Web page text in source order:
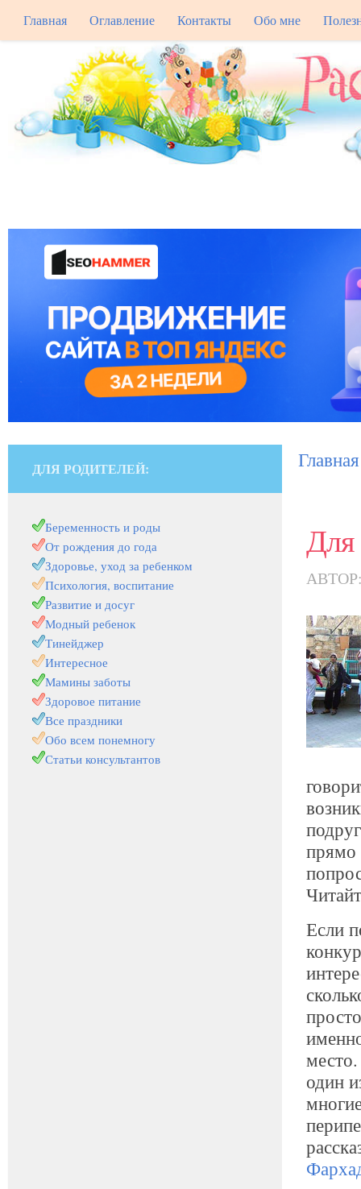
Главная Оглавление Контакты Обо мне
Главная
прямо
Если
один
ДЛЯ РОДИТЕЛЕЙ:
Беременность и роды
От рождения до года
Здоровье, уход за ребенком
Психология, воспитание
Развитие и досуг
Модный ребенок
Тинейджер
Интересное
Мамины заботы
Здоровое питание
Все праздники
Обо всем понемногу
Статьи консультантов